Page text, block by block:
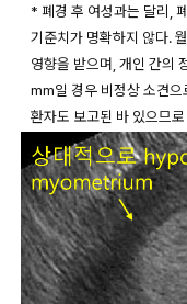
* 폐경 후 여성과는 달리,
기준치가 명확하지 않다.
영향을 받으며, 개인 간의
mm일 경우 비정상 소견
환자도 보고된 바 있으므